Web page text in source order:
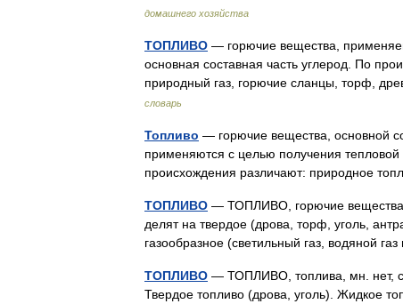
домашнего хозяйства
ТОПЛИВО — горючие вещества,
основная составная часть углерод. По
природный газ, горючие сланцы, торф,
словарь
Топливо — горючие вещества, основной
применяются с целью получения
происхождения различают: природное
ТОПЛИВО — ТОПЛИВО, горючие
делят на твердое (дрова, торф, уголь,
газообразное (светильный газ, водяной
ТОПЛИВО — ТОПЛИВО, топлива, мн. нет,
Твердое топливо (дрова, уголь). Жидкое